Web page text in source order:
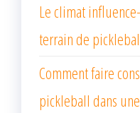
Le climat
terrain de
Comment faire
pickleball dans